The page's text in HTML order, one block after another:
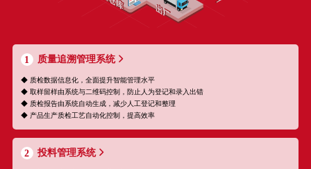
1 质量追溯管理系统
◆ 质检数据信息化，全面提升智能管理水平
◆ 取样留样由系统与二维码控制，防止人为登记和录入出错
◆ 质检报告由系统自动生成，减少人工登记和整理
◆ 产品生产质检工艺自动化控制，提高效率
2 投料管理系统